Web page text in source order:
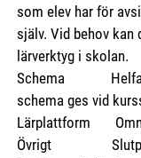
som elev har för
själv. Vid behov kan
lärverktyg i skolan.
Schema Helfart
schema ges vid
Lärplattform
Övrigt Slutprov